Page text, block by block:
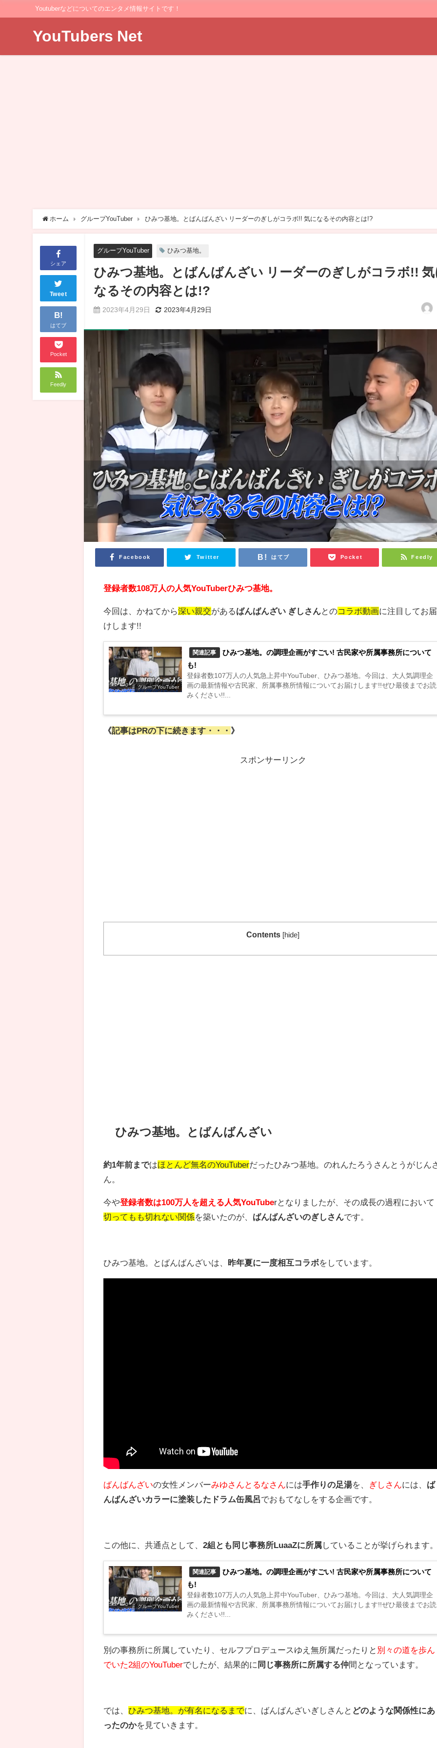
Youtuberなどについてのエンタメ情報サイトです！
YouTubers Net
ホーム グループYouTuber ひみつ基地。とばんばんざい リーダーのぎしがコラボ!! 気になるその内容とは!?
シェア
Tweet
B!
はてブ
Pocket
Feedly
グループYouTuber ひみつ基地。
ひみつ基地。とばんばんざい リーダーのぎしがコラボ!!
なるその内容とは!?
2023年4月29日 2023年4月29日
Facebook Twitter はてブ Pocket Feedly
登録者数108万人の人気YouTuberひみつ基地。
今回は、かねてから深い親交があるばんばんざい ぎしさん とのコラボ動画に注目してお届
けします!!
グループYouTuber
関連記事
ひみつ基地。の調理企画がすごい! 古民家や所属事務所について
も!
登録者数107万人の人気急上昇中YouTuber、ひみつ基地。今回は、大人気調理企
画の最新情報や古民家、所属事務所情報についてお届けします!!ぜひ最後までお読
みください!!...
《記事はPRの下に続きます・・・ 》
スポンサーリンク
Contents hide]
ひみつ基地。とばんばんざい
約1年前まではほとんど無名のYouTuberだったひみつ基地。のれんたろうさんとうがじん
ん。
今や登録者数は100万人を超える人気YouTuberとなりましたが、その成長の過程において
切ってもも切れない関係を築いたのが、 ばんばんざいのぎしさんです。
ひみつ基地。とばんばんざいは、 昨年夏に一度相互コラボをしています。
ばんばんざいの女性メンバーみゆさんとるなさんには手作りの足湯を、 ぎしさんには、 ば
んばんざいカラーに塗装したドラム缶風呂でおもてなしをする企画です。
この他に、共通点として、2組とも同じ事務所LuaaZに所属していることが挙げられます
グループYouTuber
関連記事
ひみつ基地。の調理企画がすごい! 古民家や所属事務所について
も!
登録者数107万人の人気急上昇中YouTuber、ひみつ基地。今回は、大人気調理企
画の最新情報や古民家、所属事務所情報についてお届けします!!ぜひ最後までお読
みください!!...
別の事務所に所属していたり、セルフプロデュースゆえ無所属だったりと 別々の道を歩ん
でいた2組のYouTuberでしたが、結果的に 同じ事務所に所属する仲間となっています。
では、ひみつ基地。が有名になるまでに、ばんばんざいぎしさんと どのような関係性にあ
ったのかを見ていきます。